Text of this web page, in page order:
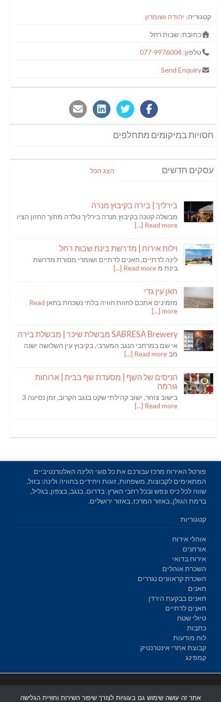
קטגוריה: יהודה ושומרון
כתובת:שבות רחל
טלפון:077-9976004
Send Enquiry
חסויות במיקומים מתחלפים
עסקים חדשים הצג הכל
בירליך | בירה בקיבוץ מנרה
מבשלה קטנה בקיבוץ מנרה בירליך נולדה מתוך החזון הציו
Read more [...]
וילות אירוח | מדרשת בינת שבות רחל
לינה לדתיים, חאנים לדתיים ושומרי מסורת מדרשת
בינת מRead more [...]
חאן עין גדי
מזמינים אתכם לחוות חוויה בלתי נשכחת בחאן Read
more [...]
SABRESA Brewery מבשלת שיכר | מבשלת בירה
אי שם במרחבי הנגב המערבי, בקיבוץ עין השלושה ישנה
מב Read more [...]
הניסים של השף | מסעדת שף בבית | ארוחות
גורמה
בישוב צוחר, ישוב קהילתי שקט בנגב הקרוב, זמן נסיעה 3
Read more [...]
פורטל האירוח מרכז עבורכם את כל סוגי הלינה האלטרנטיביים
המתאימים לקבוצות, משפחות, זוגות ויחידים בחוויה ולינה: בזול,
שווה לכל כיס ונפש ובכל רחבי הארץ. בדרום, בנגב, בצפון, בגליל,
ברמת הגולן, באזור המרכז, באזור ירושלים.
קטגוריות
אוהלי אירוח
אורחנים
אירוח בדואי
השכרת אוהלים
השכרת קראוונים נגררים
חאנים
חאנים בבקעת הירדן
חאנים לדתיים
טיולי שטח
כתבות
לוח מודעות
קבוצת אתרי אינטרנטיק
קמפינג
אתרים בבאר שבע|
אתר זה עושה שימוש גם בעוגיות לצורך שיפור השירות וחוויית הגלישה